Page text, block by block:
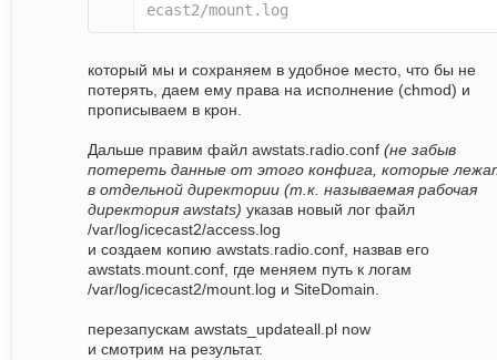
ecast2/mount.log
который мы и сохраняем в удобное место, что бы не
потерять, даем ему права на исполнение (chmod) и
прописываем в крон.
Дальше правим файл awstats.radio.conf (не забыв
потереть данные от этого конфига, которые
в отдельной директории (т.к. называемая рабочая
директория awstats) указав новый лог файл
/var/log/icecast2/access.log
и создаем копию awstats.radio.conf, назвав его
awstats.mount.conf, где меняем путь к логам
/var/log/icecast2/mount.log и SiteDomain.
перезапускам awstats_updateall.pl now
и смотрим на результат.